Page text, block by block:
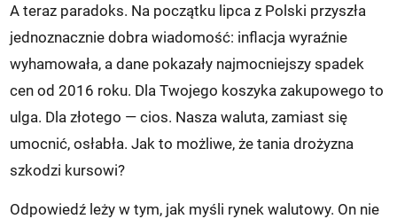
A teraz paradoks. Na początku lipca z Polski przyszła
jednoznacznie dobra wiadomość: inflacja wyraźnie
wyhamowała, a dane pokazały najmocniejszy spadek
cen od 2016 roku. Dla Twojego koszyka zakupowego to
ulga. Dla złotego — cios. Nasza waluta, zamiast się
umocnić, osłabła. Jak to możliwe, że tania drożyzna
szkodzi kursowi?
Odpowiedź leży w tym, jak myśli rynek walutowy. On nie